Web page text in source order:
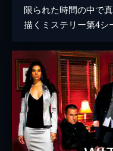
限られた時間の中で
描くミステリー第4シ